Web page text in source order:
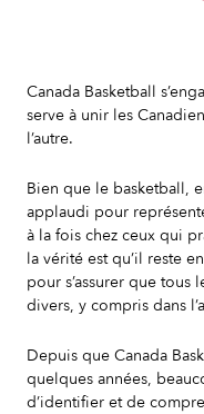
Canada Basketball
serve à unir les
l’autre.
Bien que le basketball,
applaudi pour
à la fois chez ceux qui
la vérité est qu’il reste
pour s’assurer que tous
divers, y compris dans
Depuis que Canada
quelques années,
d’identifier et de